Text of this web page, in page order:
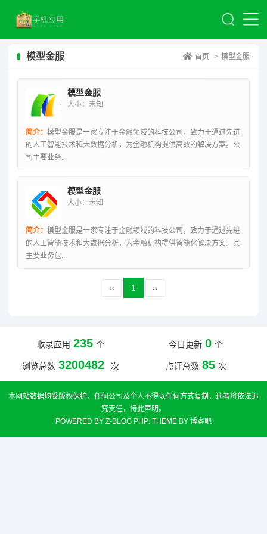
模型金服 首页 > 模型金服
模型金服
大小：未知
简介： 模型金服是一家专注于金融领域的科技公司，致力于通过先进
的人工智能技术和大数据分析，为金融机构提供高效的解决方案。公
司主要业务...
模型金服
大小：未知
简介： 模型金服是一家专注于金融领域的科技公司，致力于通过先进
的人工智能技术和大数据分析，为金融机构提供智能化解决方案。其
主要业务包...
‹‹ 1 ››
收录应用 235 个 今日更新 0 个
浏览总数 3200482 次 点评总数 85 次
本网站数据均受版权保护，任何公司及个人不得以任何方式复制，违者将依法追
究责任，特此声明。
POWERED BY Z-BLOG PHP. THEME BY 博客吧